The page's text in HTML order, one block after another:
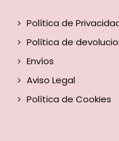
Política de
Política de
Envíos
Aviso Legal
Política de Cookies